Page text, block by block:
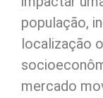
população,
localização
mercado